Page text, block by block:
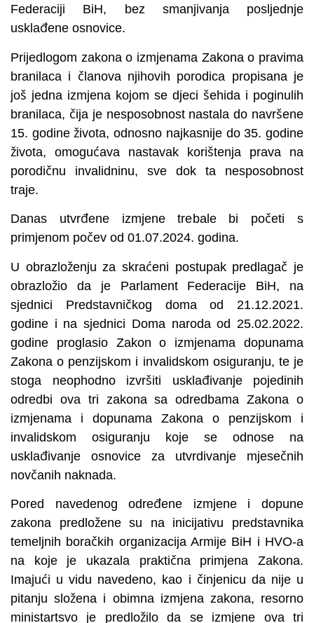
Federaciji BiH, bez smanjivanja posljednje
usklađene osnovice.
Prijedlogom zakona o izmjenama Zakona o pravima
branilaca i članova njihovih porodica propisana je
još jedna izmjena kojom se djeci šehida i poginulih
branilaca, čija je nesposobnost nastala do navršene
15. godine života, odnosno najkasnije do 35. godine
života, omogućava nastavak korištenja prava na
porodičnu invalidninu, sve dok ta nesposobnost
traje.
Danas utvrđene izmjene trebale bi početi s
primjenom počev od 01.07.2024. godina.
U obrazloženju za skraćeni postupak predlagač je
obrazložio da je Parlament Federacije BiH, na
sjednici Predstavničkog doma od 21.12.2021.
godine i na sjednici Doma naroda od 25.02.2022.
godine proglasio Zakon o izmjenama dopunama
Zakona o penzijskom i invalidskom osiguranju, te je
stoga neophodno izvršiti usklađivanje pojedinih
odredbi ova tri zakona sa odredbama Zakona o
izmjenama i dopunama Zakona o penzijskom i
invalidskom osiguranju koje se odnose na
usklađivanje osnovice za utvrdivanje mjesečnih
novčanih naknada.
Pored navedenog određene izmjene i dopune
zakona predložene su na inicijativu predstavnika
temeljnih boračkih organizacija Armije BiH i HVO-a
na koje je ukazala praktična primjena Zakona.
Imajući u vidu navedeno, kao i činjenicu da nije u
pitanju složena i obimna izmjena zakona, resorno
ministartsvo je predložilo da se izmjene ova tri